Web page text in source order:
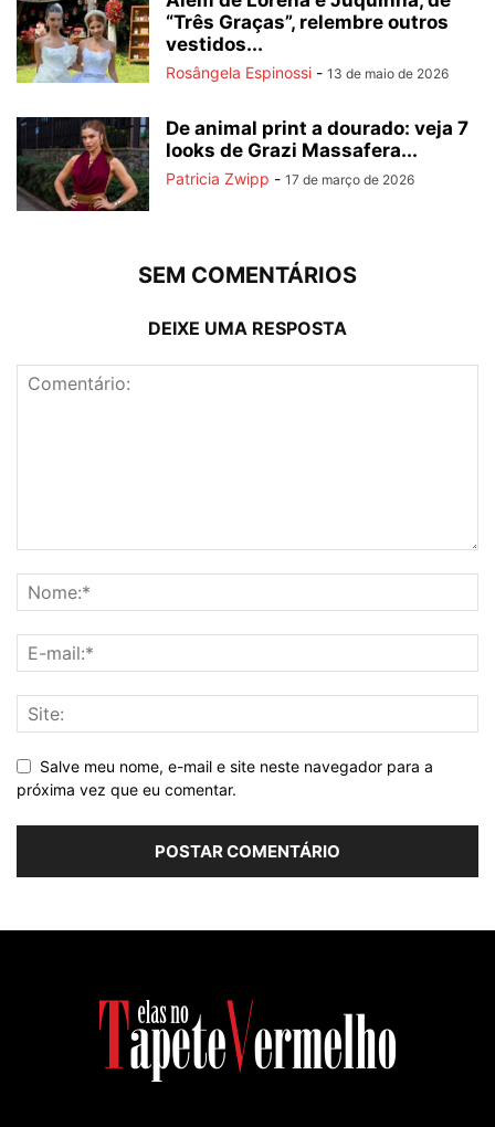
“Três Graças”, relembre outros
vestidos...
Rosângela Espinossi - 13 de maio de 2026
De animal print a dourado: veja 7
looks de Grazi Massafera...
Patricia Zwipp - 17 de março de 2026
SEM COMENTÁRIOS
DEIXE UMA RESPOSTA
Salve meu nome, e-mail e site neste navegador para a
próxima vez que eu comentar.